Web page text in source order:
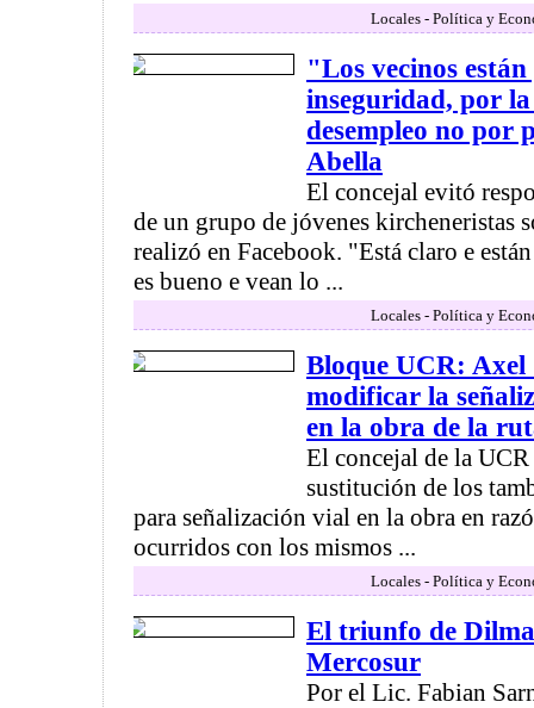
Locales - Política y
"Los vecinos
inseguridad, por
desempleo no por
Abella
El concejal evitó
de un grupo de jóvenes kircheneristas
realizó en Facebook. "Está claro e
es bueno e vean lo ...
Locales - Política y
Bloque UCR:
modificar la
en la obra de la
El concejal de la
sustitución de los
para señalización vial en la obra en
ocurridos con los mismos ...
Locales - Política y
El triunfo de
Mercosur
Por el Lic. Fabian